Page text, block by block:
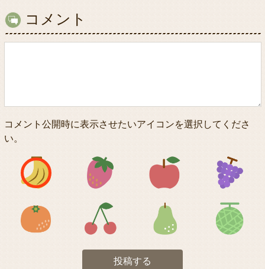
コメント
コメント公開時に表示させたいアイコンを選択してくださ
い。
アイコン1 アイコン2 アイコン3
アイコン5 アイコン6 アイコン7
投稿する